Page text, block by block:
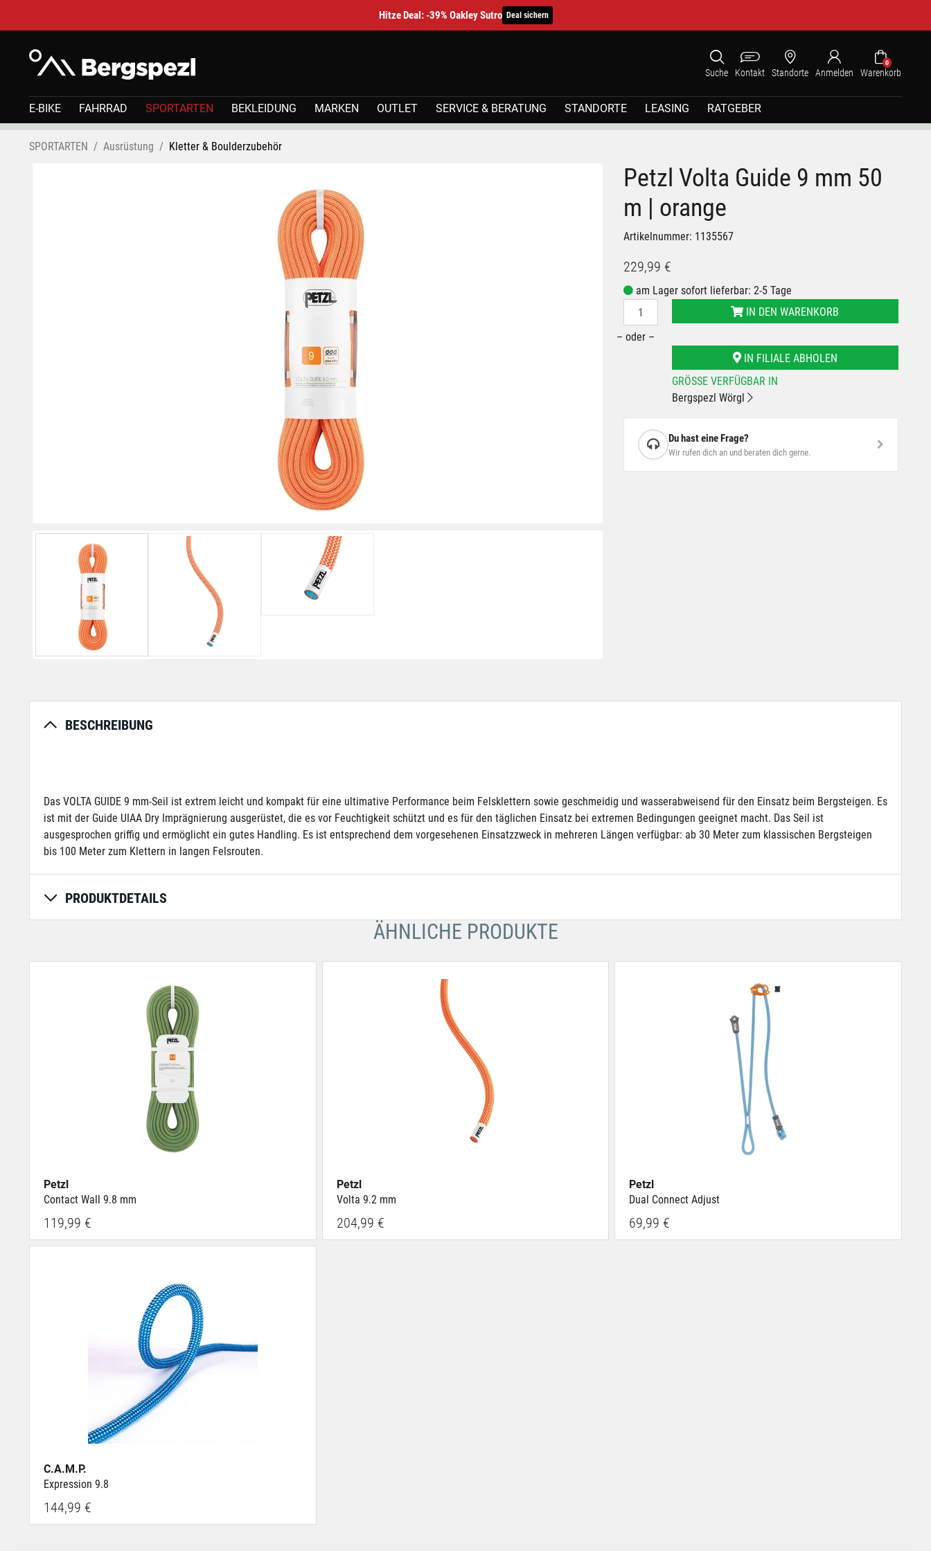
Hitze Deal: -39% Oakley Sutro Deal sichern
Suche Kontakt Standorte Anmelden
0
Warenkorb
E-BIKE FAHRRAD SPORTARTEN BEKLEIDUNG MARKEN OUTLET SERVICE & BERATUNG STANDORTE LEASING RATGEBER
SPORTARTEN Ausrüstung Kletter & Boulderzubehör
Petzl Volta Guide 9 mm 50
m | orange
Artikelnummer: 1135567
229,99 €
am Lager sofort lieferbar: 2-5 Tage
IN DEN WARENKORB
– oder –
IN FILIALE ABHOLEN
GRÖSSE VERFÜGBAR IN
Bergspezl Wörgl
Du hast eine Frage?
Wir rufen dich an und beraten dich gerne.
BESCHREIBUNG
Das VOLTA GUIDE 9 mm-Seil ist extrem leicht und kompakt für eine ultimative Performance beim Felsklettern sowie geschmeidig und wasserabweisend für den Einsatz beim Bergsteigen. Es
ist mit der Guide UIAA Dry Imprägnierung ausgerüstet, die es vor Feuchtigkeit schützt und es für den täglichen Einsatz bei extremen Bedingungen geeignet macht. Das Seil ist
ausgesprochen griffig und ermöglicht ein gutes Handling. Es ist entsprechend dem vorgesehenen Einsatzzweck in mehreren Längen verfügbar: ab 30 Meter zum klassischen Bergsteigen
bis 100 Meter zum Klettern in langen Felsrouten.
PRODUKTDETAILS
ÄHNLICHE PRODUKTE
Petzl
Contact Wall 9.8 mm
119,99 €
Petzl
Volta 9.2 mm
204,99 €
Petzl
Dual Connect Adjust
69,99 €
C.A.M.P.
Expression 9.8
144,99 €